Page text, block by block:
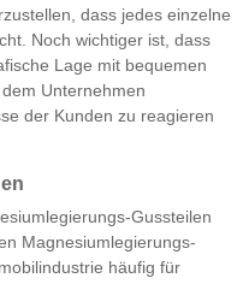
dass jedes einzelne
Noch wichtiger ist, dass
Lage mit bequemen
Unternehmen
der Kunden zu reagieren
Gussteilen
Magnesiumlegierungs-
häufig für